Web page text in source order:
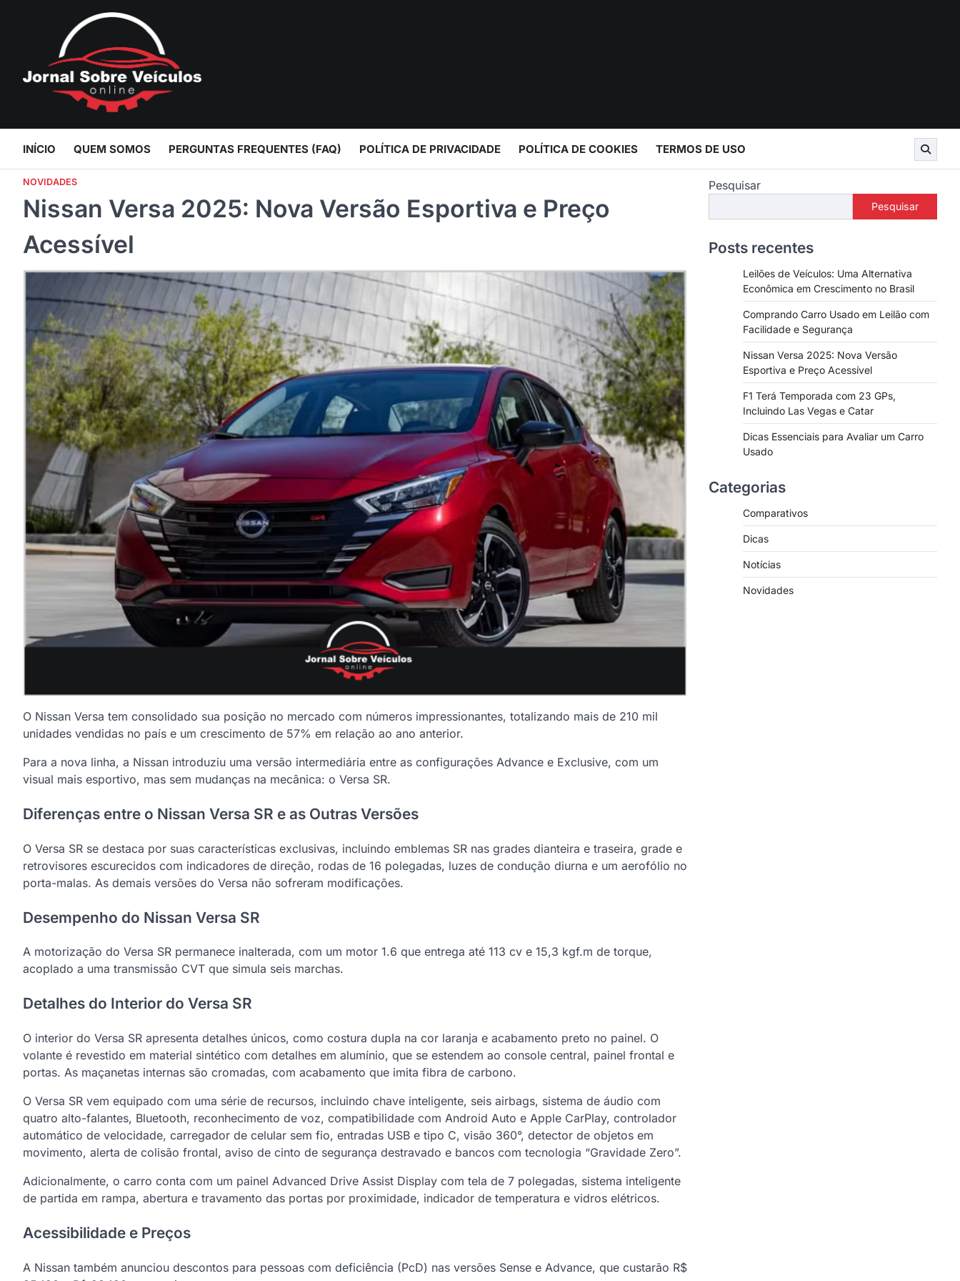
INÍCIO QUEM SOMOS PERGUNTAS FREQUENTES (FAQ) POLÍTICA DE PRIVACIDADE POLÍTICA DE COOKIES TERMOS DE USO
NOVIDADES
Nissan Versa 2025: Nova Versão Esportiva e Preço
Acessível
O Nissan Versa tem consolidado sua posição no mercado com números impressionantes, totalizando mais de 210 mil
unidades vendidas no país e um crescimento de 57% em relação ao ano anterior.
Para a nova linha, a Nissan introduziu uma versão intermediária entre as configurações Advance e Exclusive, com um
visual mais esportivo, mas sem mudanças na mecânica: o Versa SR.
Diferenças entre o Nissan Versa SR e as Outras Versões
O Versa SR se destaca por suas características exclusivas, incluindo emblemas SR nas grades dianteira e traseira, grade e
retrovisores escurecidos com indicadores de direção, rodas de 16 polegadas, luzes de condução diurna e um aerofólio no
porta-malas. As demais versões do Versa não sofreram modificações.
Desempenho do Nissan Versa SR
A motorização do Versa SR permanece inalterada, com um motor 1.6 que entrega até 113 cv e 15,3 kgf.m de torque,
acoplado a uma transmissão CVT que simula seis marchas.
Detalhes do Interior do Versa SR
O interior do Versa SR apresenta detalhes únicos, como costura dupla na cor laranja e acabamento preto no painel. O
volante é revestido em material sintético com detalhes em alumínio, que se estendem ao console central, painel frontal e
portas. As maçanetas internas são cromadas, com acabamento que imita fibra de carbono.
O Versa SR vem equipado com uma série de recursos, incluindo chave inteligente, seis airbags, sistema de áudio com
quatro alto-falantes, Bluetooth, reconhecimento de voz, compatibilidade com Android Auto e Apple CarPlay, controlador
automático de velocidade, carregador de celular sem fio, entradas USB e tipo C, visão 360°, detector de objetos em
movimento, alerta de colisão frontal, aviso de cinto de segurança destravado e bancos com tecnologia “Gravidade Zero”.
Adicionalmente, o carro conta com um painel Advanced Drive Assist Display com tela de 7 polegadas, sistema inteligente
de partida em rampa, abertura e travamento das portas por proximidade, indicador de temperatura e vidros elétricos.
Acessibilidade e Preços
A Nissan também anunciou descontos para pessoas com deficiência (PcD) nas versões Sense e Advance, que custarão R$
Pesquisar
Pesquisar
Posts recentes
Leilões de Veículos: Uma Alternativa
Econômica em Crescimento no Brasil
Comprando Carro Usado em Leilão com
Facilidade e Segurança
Nissan Versa 2025: Nova Versão
Esportiva e Preço Acessível
F1 Terá Temporada com 23 GPs,
Incluindo Las Vegas e Catar
Dicas Essenciais para Avaliar um Carro
Usado
Categorias
Comparativos
Dicas
Notícias
Novidades